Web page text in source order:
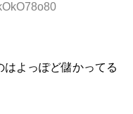
よっぽど儲かってる